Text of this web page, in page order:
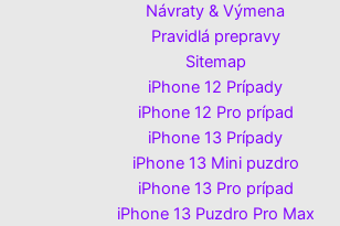
Návraty & Výmena
Pravidlá prepravy
Sitemap
iPhone 12 Prípady
iPhone 12 Pro prípad
iPhone 13 Prípady
iPhone 13 Mini puzdro
iPhone 13 Pro prípad
iPhone 13 Puzdro Pro Max